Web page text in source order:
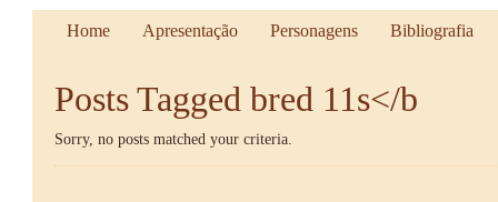
Home Apresentação Personagens Bibliografia
Posts Tagged bred 11s</b
Sorry, no posts matched your criteria.